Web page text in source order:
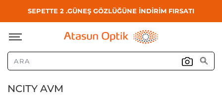
SEPETTE 2 .GÜNEŞ GÖZLÜĞÜNE İNDİRİM FIRSATI
NCITY AVM